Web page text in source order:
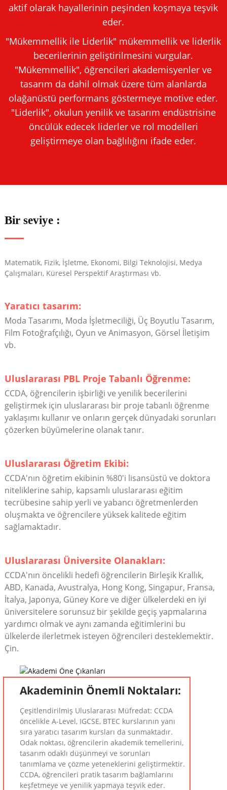
aktif olarak hayallerinin peşinden koşmaya teşvik
eder.
"Mükemmellik ile Liderlik" mükemmellik ve liderlik
becerilerinin geliştirilmesini vurgular.
"Mükemmellik", öğrencileri akademisyenler ve
tasarım da dahil olmak üzere tüm alanlarda
olağanüstü performans göstermeye motive eder.
"Liderlik", okulun yenilik ve tasarım endüstrisine
öncülük edecek liderler ve rol modelleri
geliştirmeye olan bağlılığını ifade eder.
Bir seviye :
Matematik, Fizik, İşletme, Ekonomi, Bilgi Teknolojisi, Medya
Çalışmaları, Küresel Perspektif Araştırması vb.
Yaratıcı tasarım:
Moda Tasarımı, Moda İşletmeciliği, Üç Boyutlu Tasarım,
Film Fotoğrafçılığı, Oyun ve Animasyon, Görsel İletişim
vb.
Uluslararası PBL Proje Tabanlı Öğrenme:
CCDA, öğrencilerin işbirliği ve yenilik becerilerini
geliştirmek için uluslararası bir proje tabanlı öğrenme
yaklaşımı kullanır ve onların gerçek dünyadaki sorunları
çözerken büyümelerine olanak tanır.
Uluslararası Öğretim Ekibi:
CCDA'nın öğretim ekibinin %80'i lisansüstü ve doktora
niteliklerine sahip, kapsamlı uluslararası eğitim
tecrübesine sahip yerli ve yabancı öğretmenlerden
oluşmakta ve öğrencilere yüksek kalitede eğitim
sağlamaktadır.
Uluslararası Üniversite Olanakları:
CCDA'nın öncelikli hedefi öğrencilerin Birleşik Krallık,
ABD, Kanada, Avustralya, Hong Kong, Singapur, Fransa,
İtalya, Japonya, Güney Kore ve diğer ülkelerdeki en iyi
üniversitelere sorunsuz bir şekilde geçiş yapmalarına
yardımcı olmak ve aynı zamanda eğitimlerini bu
ülkelerde ilerletmek isteyen öğrencileri desteklemektir.
Çin.
Akademinin Önemli Noktaları:
Çeşitlendirilmiş Uluslararası Müfredat: CCDA
öncelikle A-Level, IGCSE, BTEC kurslarının yanı
sıra yaratıcı tasarım kursları da sunmaktadır.
Odak noktası, öğrencilerin akademik temellerini,
tasarım odaklı düşünmeyi ve sorunları
tanımlama ve çözme yeteneklerini geliştirmektir.
CCDA, öğrencileri pratik tasarım bağlamlarını
keşfetmeye ve yenilik yapmaya teşvik eder.